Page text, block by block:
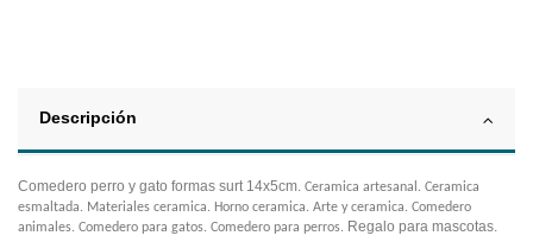
Descripción
Comedero perro y gato formas surt 14x5cm. Ceramica artesanal. Ceramica
esmaltada. Materiales ceramica. Horno ceramica. Arte y ceramica. Comedero
animales. Comedero para gatos. Comedero para perros. Regalo para mascotas.